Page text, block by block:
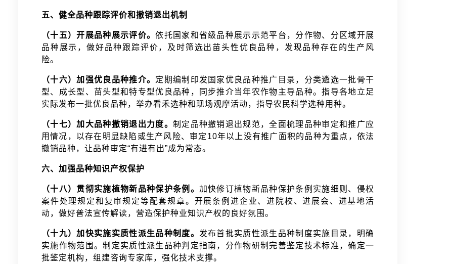
五、健全品种跟踪评价和撤销退出机制
（十五）开展品种展示评价。依托国家和省级品种展示示范平台，分作物、分区域开展
品种展示，做好品种跟踪评价，及时筛选出苗头性优良品种，发现品种存在的生产风
险。
（十六）加强优良品种推介。 定期编制印发国家优良品种推广目录，分类遴选一批骨干
型、成长型、苗头型和特专型优良品种，同步推介当年农作物主导品种。指导各地立足
实际发布一批优良品种，举办看禾选种和现场观摩活动，指导农民科学选种用种。
（十七）加大品种撤销退出力度。 制定品种撤销退出规范，全面梳理品种审定和推广应
用情况，以存在明显缺陷或生产风险、审定10年以上没有推广面积的品种为重点，依法
撤销品种，让品种审定“有进有出”成为常态。
六、加强品种知识产权保护
（十八）贯彻实施植物新品种保护条例。 加快修订植物新品种保护条例实施细则、侵权
案件处理规定和复审规定等配套规章。开展条例进企业、进院校、进展会、进基地活
动，做好普法宣传解读，营造保护种业知识产权的良好氛围。
（十九）加快实施实质性派生品种制度。 发布首批实质性派生品种制度实施目录，明确
实施作物范围。制定实质性派生品种判定指南，分作物研制完善鉴定技术标准，确定一
批鉴定机构，组建咨询专家库，强化技术支撑。